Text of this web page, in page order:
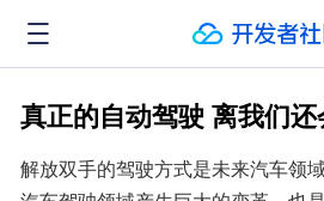
真正的自动驾驶 离我们还
解放双手的驾驶方式是未来汽车领